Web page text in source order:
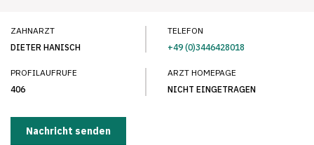
ZAHNARZT
DIETER HANISCH
TELEFON
+49 (0)3446428018
PROFILAUFRUFE
406
ARZT HOMEPAGE
NICHT EINGETRAGEN
Nachricht senden